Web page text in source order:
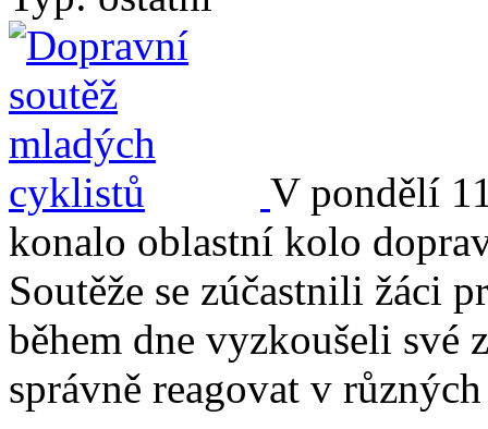
V pondělí
konalo oblastní kolo
Soutěže se zúčastnili žáci
během dne vyzkoušeli své
správně reagovat v